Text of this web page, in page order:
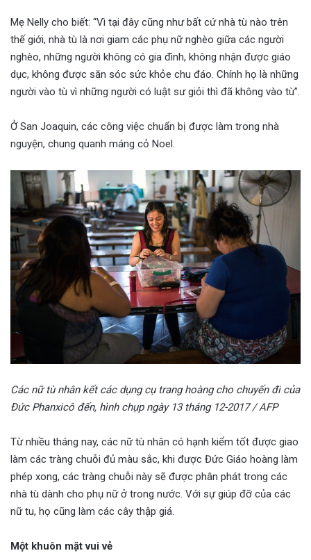
Mẹ Nelly cho biết: “Vì tại đây cũng như bất cứ nhà tù nào trên
thế giới, nhà tù là nơi giam các phụ nữ nghèo giữa các người
nghèo, những người không có gia đình, không nhận được giáo
dục, không được săn sóc sức khỏe chu đáo. Chính họ là những
người vào tù vì những người có luật sư giỏi thì đã không vào tù”.
Ở San Joaquin, các công việc chuẩn bị được làm trong nhà
nguyện, chung quanh máng cỏ Noel.
Các nữ tù nhân kết các dụng cụ trang hoàng cho chuyến đi của
Đức Phanxicô đến, hình chụp ngày 13 tháng 12-2017 / AFP
Từ nhiều tháng nay, các nữ tù nhân có hạnh kiểm tốt được giao
làm các tràng chuỗi đủ màu sắc, khi được Đức Giáo hoàng làm
phép xong, các tràng chuỗi này sẽ được phân phát trong các
nhà tù dành cho phụ nữ ở trong nước. Với sự giúp đỡ của các
nữ tu, họ cũng làm các cây thập giá.
Một khuôn mặt vui vẻ